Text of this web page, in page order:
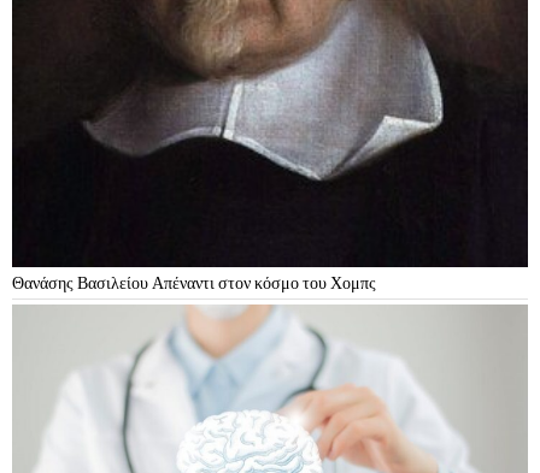
Θανάσης Βασιλείου Απέναντι στον κόσμο του Χομπς